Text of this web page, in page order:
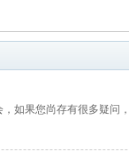
如果您尚存有很多疑问